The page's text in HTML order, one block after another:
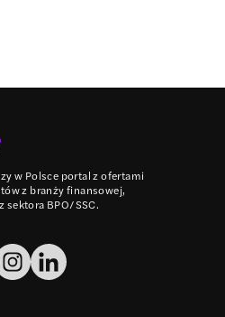
w Polsce portal z ofertami
z branży finansowej,
sektora BPO/SSC.